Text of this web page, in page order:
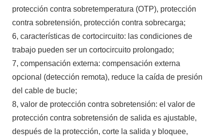
protección contra sobretemperatura (OTP), protección
contra sobretensión, protección contra sobrecarga;
6, características de cortocircuito: las condiciones de
trabajo pueden ser un cortocircuito prolongado;
7, compensación externa: compensación externa
opcional (detección remota), reduce la caída de presión
del cable de bucle;
8, valor de protección contra sobretensión: el valor de
protección contra sobretensión de salida es ajustable,
después de la protección, corte la salida y bloquee,